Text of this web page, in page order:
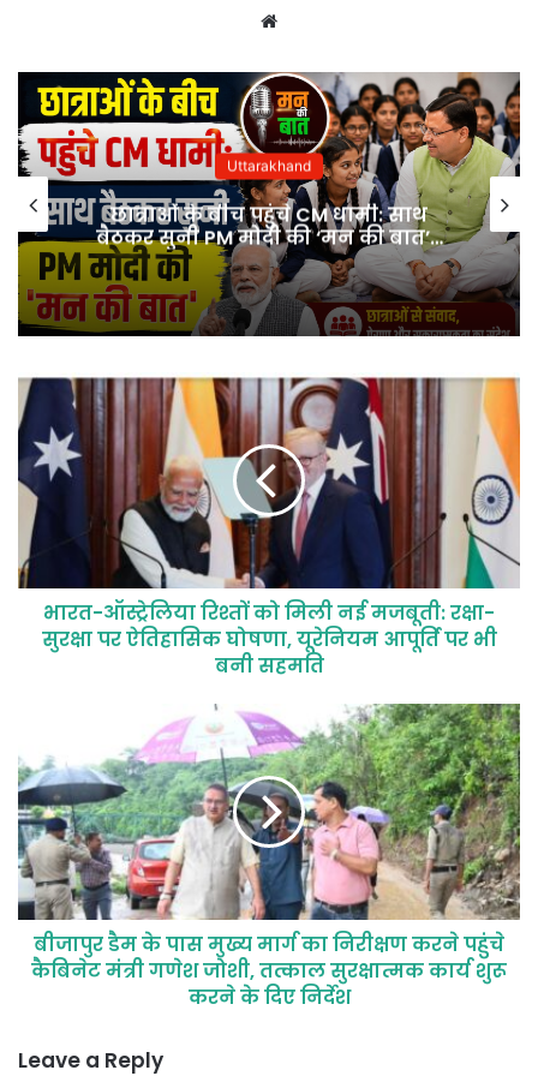
Uttarakhand
छात्राओं के बीच पहुंचे CM धामी: साथ
बैठकर सुनी PM मोदी की ‘मन की बात’…
भारत-ऑस्ट्रेलिया रिश्तों को मिली नई मजबूती: रक्षा-
सुरक्षा पर ऐतिहासिक घोषणा, यूरेनियम आपूर्ति पर भी
बनी सहमति
बीजापुर डैम के पास मुख्य मार्ग का निरीक्षण करने पहुंचे
कैबिनेट मंत्री गणेश जोशी, तत्काल सुरक्षात्मक कार्य शुरू
करने के दिए निर्देश
Leave a Reply